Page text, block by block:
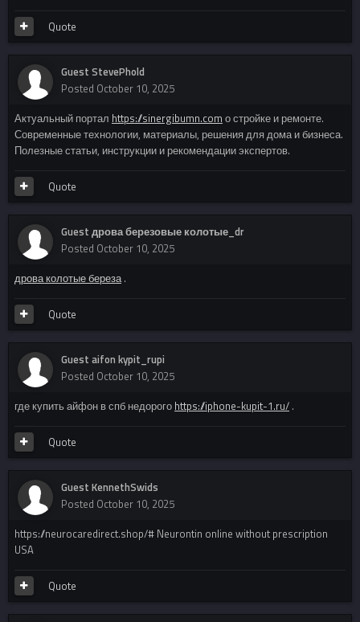
Quote
Guest StevePhold
Posted October 10, 2025
Актуальный портал https://sinergibumn.com о стройке и ремонте.
Современные технологии, материалы, решения для дома и бизнеса.
Полезные статьи, инструкции и рекомендации экспертов.
Quote
Guest дрова березовые колотые_dr
Posted October 10, 2025
дрова колотые береза.
Quote
Guest aifon kypit_rupi
Posted October 10, 2025
где купить айфон в спб недорого https://iphone-kupit-1.ru/ .
Quote
Guest KennethSwids
Posted October 10, 2025
https://neurocaredirect.shop/# Neurontin online without prescription
USA
Quote